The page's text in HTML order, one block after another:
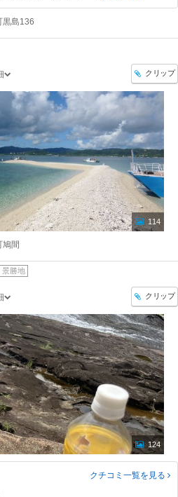
黒島136
クリップ
114
間
景勝地
クリップ
124
クチコミ一覧を見る